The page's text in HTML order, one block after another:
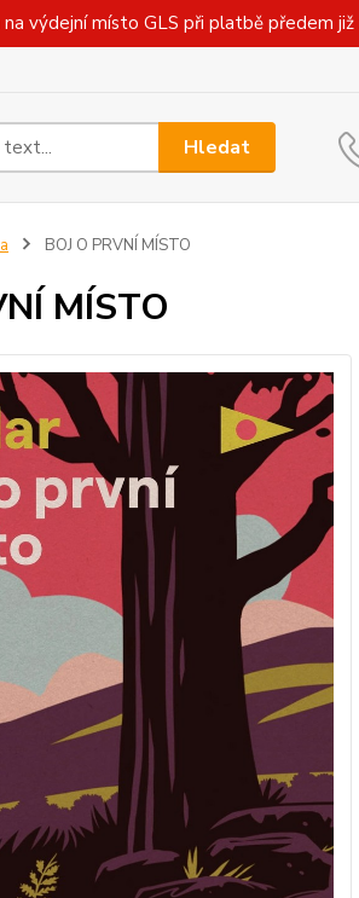
výdejní místo GLS při platbě předem již
Hledat
BOJ O PRVNÍ MÍSTO
MÍSTO